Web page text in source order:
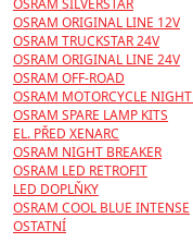
OSRAM SILVERSTAR
OSRAM ORIGINAL LINE 12V
OSRAM TRUCKSTAR 24V
OSRAM ORIGINAL LINE 24V
OSRAM OFF-ROAD
OSRAM MOTORCYCLE NIGHT
OSRAM SPARE LAMP KITS
EL. PŘED XENARC
OSRAM NIGHT BREAKER
OSRAM LED RETROFIT
LED DOPLŇKY
OSRAM COOL BLUE INTENSE
OSTATNÍ